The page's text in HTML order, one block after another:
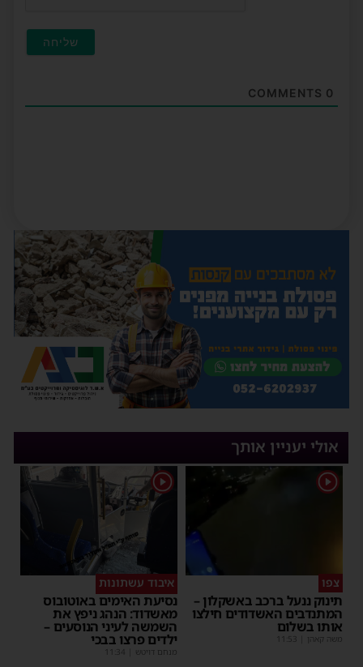
0
אולי יעניין אותך
1
צפו
תינוק ננעל ברכב באשקלון –
המתנדבים האשדודים חילצו
אותו בשלום
משה קאהן 11:53
1
איבוד עשתונות
נסיעת האימים באוטובוס
מאשדוד: הנהג ניפץ את
השמשה לעיני הנוסעים –
ילדים פרצו בבכי
מנחם דויטש 11:34